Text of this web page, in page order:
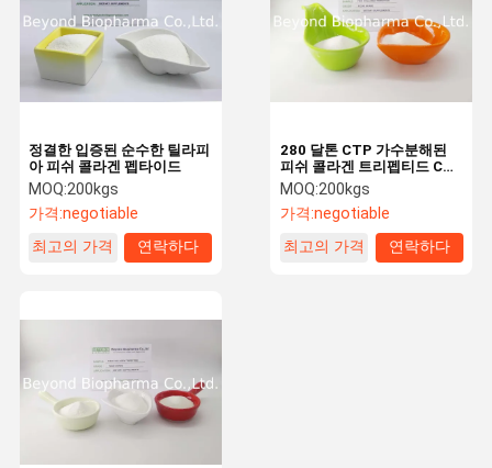
정결한 입증된 순수한 틸라피
아 피쉬 콜라겐 펩타이드
MOQ:200kgs
가격:negotiable
최고의 가격
연락하다
280 달톤 CTP 가수분해된
피쉬 콜라겐 트리펩티드 CAS
9007-34-5
MOQ:200kgs
가격:negotiable
최고의 가격
연락하다